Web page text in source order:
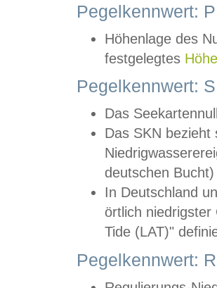
Pegelkennwert:
Höhenlage des
festgelegtes
Pegelkennwert:
Das
Das SKN
deutschen
In Deutschland
örtlich
Tide (LAT)"
Pegelkennwert: